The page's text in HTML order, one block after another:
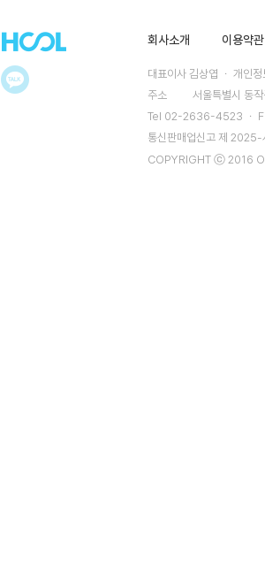
회사소개 이용약관
대표이사 김상엽 ㆍ 개인
주소
서울특별시 동
Tel 02-2636-4523 ㆍ
통신판매업신고 제
COPYRIGHT ⓒ 2016